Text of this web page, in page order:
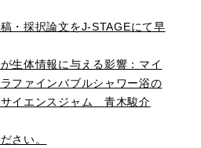
・採択論文をJ-STAGEにて早
生体情報に与える影響：マイ
ファインバブルシャワー浴の
サイエンスジャム 青木駿介
さい。